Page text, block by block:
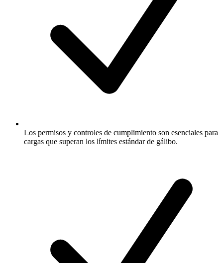
Los permisos y controles de cumplimiento son esenciales para
cargas que superan los límites estándar de gálibo.